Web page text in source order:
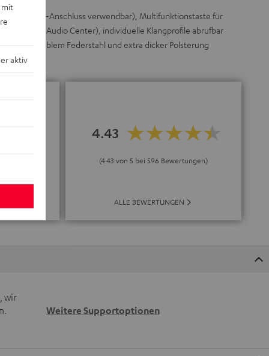
(bei USB-Anschluss verwendbar), Multifunktionstaste für
im Teufel Audio Center), individuelle Klangprofile abrufbar
Alu, flexiblem Federstahl und extra dicker Polsterung
4.43
(4.43 von 5 bei 596 Bewertungen)
ALLE BEWERTUNGEN
wir
Weitere Supportoptionen
mit
aktiv